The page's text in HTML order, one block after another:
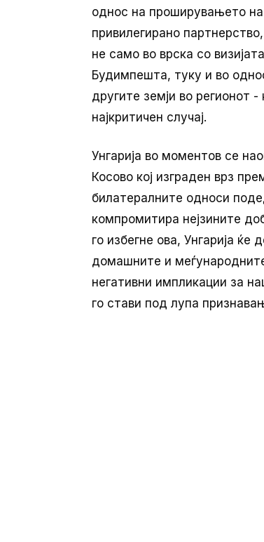
однос на проширувањето
привилегирано
не само во врска со
Будимпешта, туку и во
другите земји во регионот
најкритичен случај.
Унгарија во моментов се
Косово кој изграден врз
билатералните односи
компромитира нејзините
го избегне ова, Унгарија
домашните и
негативни импликации за
го стави под лупа